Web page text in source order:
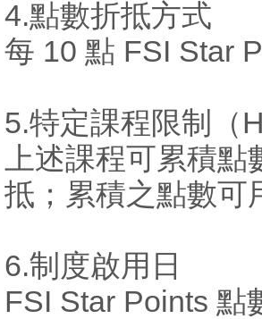
4.點數折抵方式
每 10 點 FSI Star
5.特定課程限制（
上述課程可累積
抵；累積之點數可
6.制度啟用日
FSI Star Points 點